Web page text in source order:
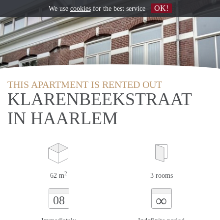
THIS APARTMENT IS RENTED OUT
KLARENBEEKSTRAAT
IN HAARLEM
62 m2 3 rooms
08 ∞
We use cookiesfor the best service OK!